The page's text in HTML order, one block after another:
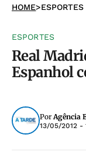
HOME>ESPORTES
ESPORTES
Real
Espanhol
PorAgência
13/05/2012 -